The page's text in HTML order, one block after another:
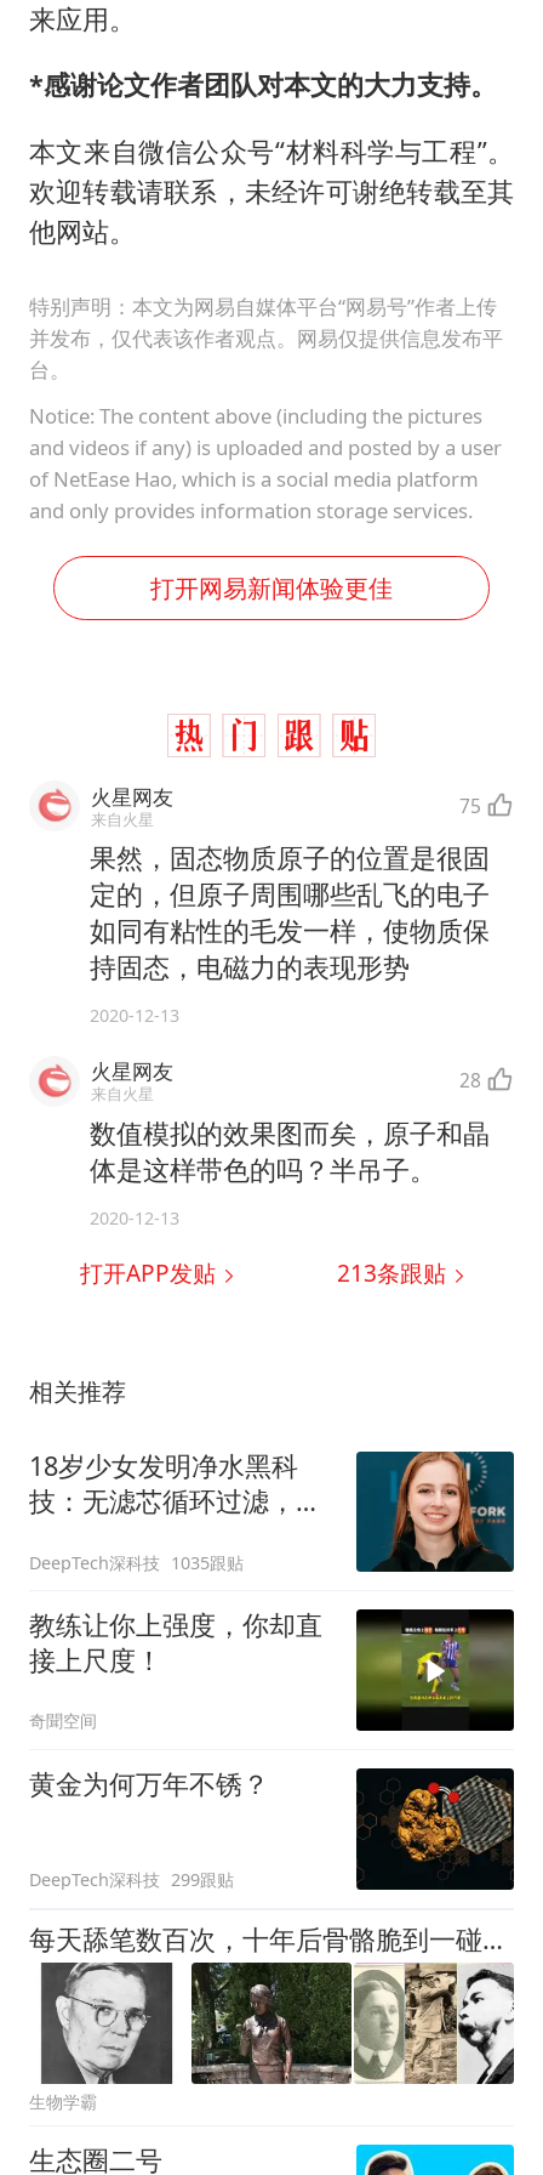
来应用。
*感谢论文作者团队对本文的大力支持。
本文来自微信公众号“材料科学与工程”。
欢迎转载请联系，未经许可谢绝转载至其
他网站。
特别声明：本文为网易自媒体平台“网易号”作者上传
并发布，仅代表该作者观点。网易仅提供信息发布平
台。
Notice: The content above (including the pictures
and videos if any) is uploaded and posted by a user
of NetEase Hao, which is a social media platform
and only provides information storage services.
打开网易新闻体验更佳
火星网友
来自火星 75
果然，固态物质原子的位置是很固
定的，但原子周围哪些乱飞的电子
如同有粘性的毛发一样，使物质保
持固态，电磁力的表现形势
2020-12-13
火星网友
来自火星 28
数值模拟的效果图而矣，原子和晶
体是这样带色的吗？半吊子。
2020-12-13
打开APP发贴 213条跟贴
相关推荐
18岁少女发明净水黑科
技：无滤芯循环过滤，微
DeepTech深科技 1035跟贴
教练让你上强度，你却直
接上尺度！
奇聞空间
黄金为何万年不锈？
DeepTech深科技 299跟贴
每天舔笔数百次，十年后骨骼脆到一碰就碎，尸体泛出绿色荧光：这群女孩用命换来了辐射安全
生物学霸
生态圈二号